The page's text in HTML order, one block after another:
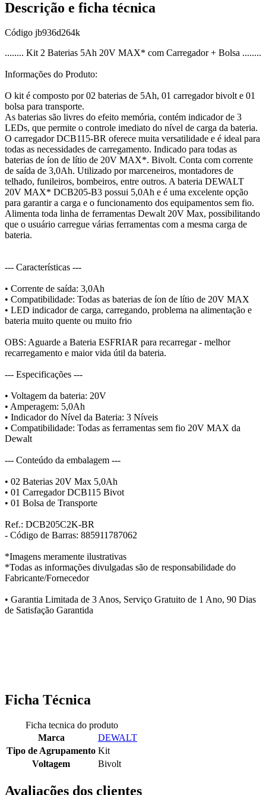
Descrição e ficha técnica
Código jb936d264k
........ Kit 2 Baterias 5Ah 20V MAX* com Carregador + Bolsa ........
Informações do Produto:
O kit é composto por 02 baterias de 5Ah, 01 carregador bivolt e 01
bolsa para transporte.
As baterias são livres do efeito memória, contém indicador de 3
LEDs, que permite o controle imediato do nível de carga da bateria.
O carregador DCB115-BR oferece muita versatilidade e é ideal para
todas as necessidades de carregamento. Indicado para todas as
baterias de íon de lítio de 20V MAX*. Bivolt. Conta com corrente
de saída de 3,0Ah. Utilizado por marceneiros, montadores de
telhado, funileiros, bombeiros, entre outros. A bateria DEWALT
20V MAX* DCB205-B3 possui 5,0Ah e é uma excelente opção
para garantir a carga e o funcionamento dos equipamentos sem fio.
Alimenta toda linha de ferramentas Dewalt 20V Max, possibilitando
que o usuário carregue várias ferramentas com a mesma carga de
bateria.
--- Características ---
• Corrente de saída: 3,0Ah
• Compatibilidade: Todas as baterias de íon de lítio de 20V MAX
• LED indicador de carga, carregando, problema na alimentação e
bateria muito quente ou muito frio
OBS: Aguarde a Bateria ESFRIAR para recarregar - melhor
recarregamento e maior vida útil da bateria.
--- Especificações ---
• Voltagem da bateria: 20V
• Amperagem: 5,0Ah
• Indicador do Nível da Bateria: 3 Níveis
• Compatibilidade: Todas as ferramentas sem fio 20V MAX da
Dewalt
--- Conteúdo da embalagem ---
• 02 Baterias 20V Max 5,0Ah
• 01 Carregador DCB115 Bivot
• 01 Bolsa de Transporte
Ref.: DCB205C2K-BR
- Código de Barras: 885911787062
*Imagens meramente ilustrativas
*Todas as informações divulgadas são de responsabilidade do
Fabricante/Fornecedor
• Garantia Limitada de 3 Anos, Serviço Gratuito de 1 Ano, 90 Dias
de Satisfação Garantida
Ficha Técnica
Ficha tecnica do produto
Marca
DEWALT
Tipo de Agrupamento Kit
Voltagem
Bivolt
Avaliações dos clientes